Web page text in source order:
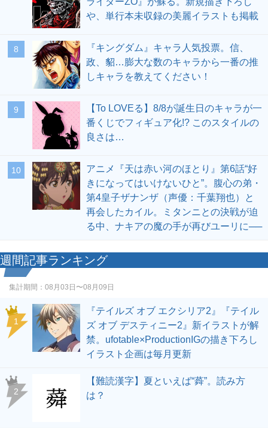
や、単行本未収録の美麗イラストも掲載
8
『キングダム』キャラ人気投票。信、
政、貂…膨大な数のキャラから一番の推
しキャラを教えてください！
9
【To LOVEる】8/8が誕生日のキャラが一
番くじでフィギュア化!? このスタイルの
良さは…
10
アニメ『天は赤い河のほとり』第6話“好
きになってはいけないひと”。腹心の弟・
第4皇子ザナンザ（声優：千葉翔也）と
再会したカイル。ミタンニとの決戦が迫
る中、ナキアの魔の手が再びユーリに──
週間記事ランキング
集計期間： 08月03日〜08月09日
1
『テイルズ オブ エクシリア2』『テイル
ズ オブ デスティニー2』新イラストが解
禁。ufotable×ProductionIGの描き下ろし
イラスト企画は毎月更新
2
【難読漢字】夏といえば“蕣”。読み方
は？